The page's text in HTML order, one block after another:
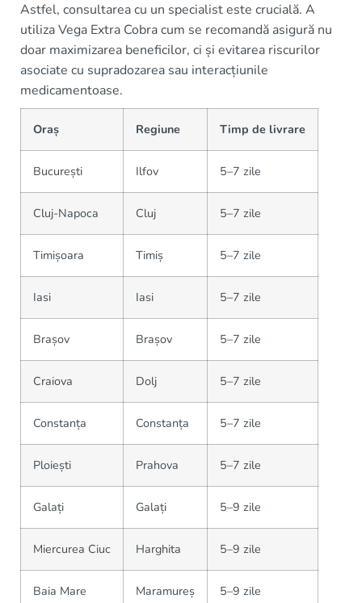
Astfel, consultarea cu un specialist este crucială. A
utiliza Vega Extra Cobra cum se recomandă asigură nu
doar maximizarea beneficilor, ci și evitarea riscurilor
asociate cu supradozarea sau interacțiunile
medicamentoase.
Oraș Regiune Timp de livrare
București Ilfov 5–7 zile
Cluj-Napoca Cluj 5–7 zile
Timișoara Timiș 5–7 zile
Iasi Iasi 5–7 zile
Brașov Brașov 5–7 zile
Craiova Dolj 5–7 zile
Constanța Constanța 5–7 zile
Ploiești Prahova 5–7 zile
Galați Galați 5–9 zile
Miercurea Ciuc Harghita 5–9 zile
Baia Mare Maramureș 5–9 zile